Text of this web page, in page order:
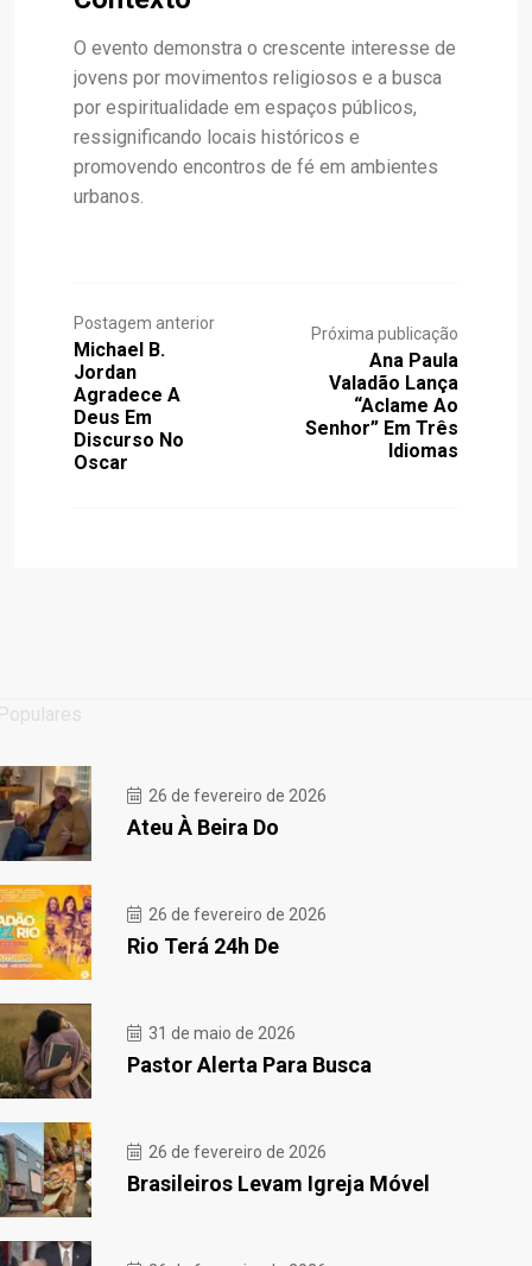
O evento demonstra o crescente interesse de
jovens por movimentos religiosos e a busca
por espiritualidade em espaços públicos,
ressignificando locais históricos e
promovendo encontros de fé em ambientes
urbanos.
Postagem anterior
Michael B.
Jordan
Agradece A
Deus Em
Discurso No
Oscar
Próxima publicação
Ana Paula
Valadão Lança
“Aclame Ao
Senhor” Em Três
Idiomas
26 de fevereiro de 2026
Ateu À Beira Do
26 de fevereiro de 2026
Rio Terá 24h De
31 de maio de 2026
Pastor Alerta Para Busca
26 de fevereiro de 2026
Brasileiros Levam Igreja Móvel